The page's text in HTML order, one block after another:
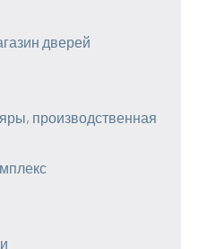
дверей
производственная